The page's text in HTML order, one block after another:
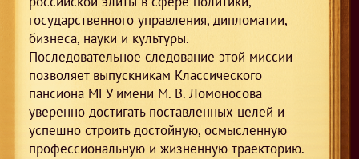
государственного управления, дипломатии,
бизнеса, науки и культуры.
Последовательное следование этой миссии
позволяет выпускникам Классического
пансиона МГУ имени М. В. Ломоносова
уверенно достигать поставленных целей и
успешно строить достойную, осмысленную
профессиональную и жизненную траекторию.